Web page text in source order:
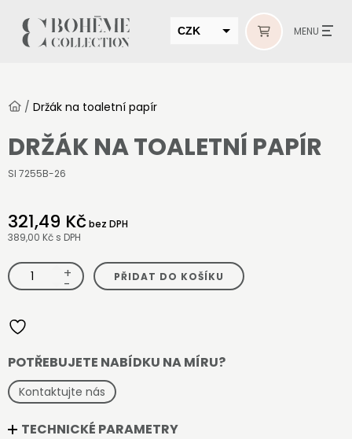
CZK MENU
/ Držák na toaletní papír
DRŽÁK NA TOALETNÍ PAPÍR
SI 7255B-26
321,49 Kčbez DPH
389,00 Kč s DPH
Držák
na
toaletní
+
- PŘIDAT DO KOŠÍKU
POTŘEBUJETE NABÍDKU NA MÍRU?
Kontaktujte nás
TECHNICKÉ PARAMETRY